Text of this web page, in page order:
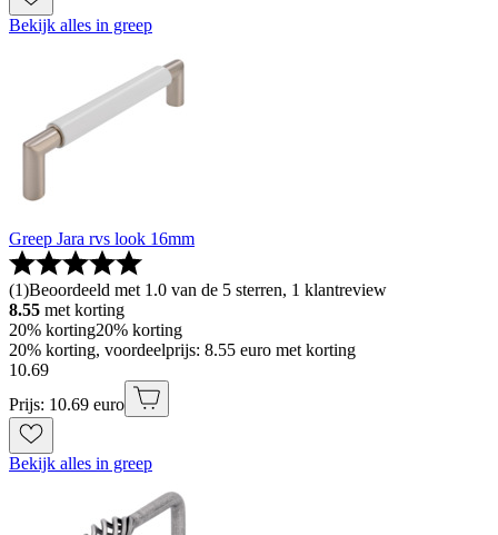
Bekijk alles in greep
Greep Jara rvs look 16mm
(1)Beoordeeld met 1.0 van de 5 sterren, 1 klantreview
8.55 met korting
20% korting20% korting
20% korting, voordeelprijs: 8.55 euro met korting
10.69
Prijs: 10.69 euro
Bekijk alles in greep